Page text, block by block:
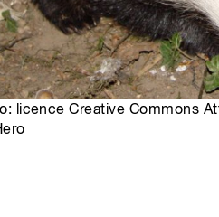
licence Creative Commons